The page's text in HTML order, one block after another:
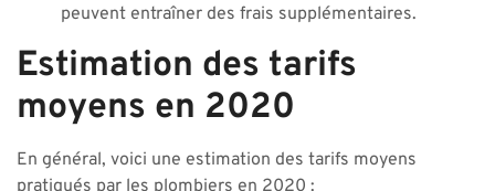
peuvent entraîner des frais supplémentaires.
Estimation des tarifs
moyens en 2020
En général, voici une estimation des tarifs moyens
pratiqués par les plombiers en 2020 :